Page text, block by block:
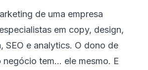
de uma empresa
em copy, design,
SEO e analytics. O dono de
negócio tem... ele mesmo. E